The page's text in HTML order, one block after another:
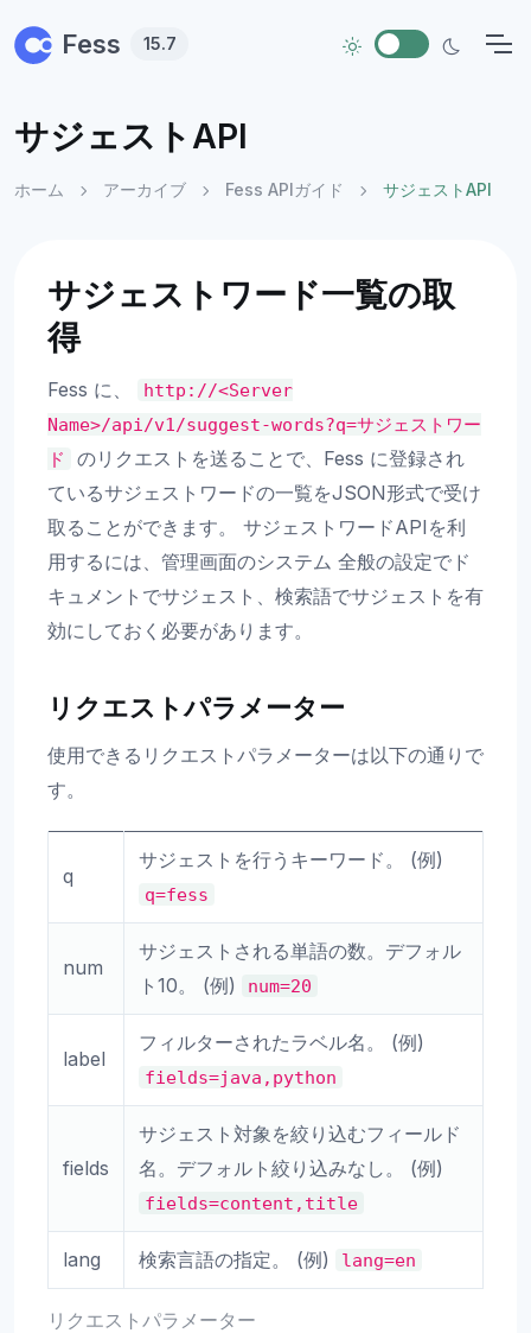
Fess 15.7
サジェストAPI
ホーム アーカイブ Fess APIガイド サジェストAPI
サジェストワード一覧の取
得
Fess に、
http://<Server
Name>/api/v1/suggest-words?q=サジェストワー
ド
のリクエストを送ることで、Fess に登録され
ているサジェストワードの一覧をJSON形式で受け
取ることができます。 サジェストワードAPIを利
用するには、管理画面のシステム 全般の設定でド
キュメントでサジェスト、検索語でサジェストを有
効にしておく必要があります。
リクエストパラメーター
使用できるリクエストパラメーターは以下の通りで
す。
リクエストパラメーター
q
サジェストを行うキーワード。 (例)
q=fess
num
サジェストされる単語の数。デフォル
ト10。 (例)
num=20
label
フィルターされたラベル名。 (例)
fields=java,python
fields
サジェスト対象を絞り込むフィールド
名。デフォルト絞り込みなし。 (例)
fields=content,title
lang 検索言語の指定。 (例) lang=en